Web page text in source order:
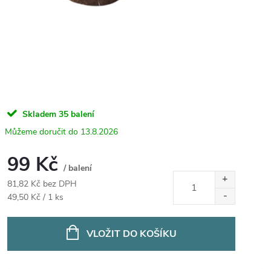
Skladem 35 balení
13.8.2026
99 Kč / balení
81,82 Kč bez DPH
Měrná
49,50 Kč / 1 ks
VLOŽIT DO KOŠÍKU